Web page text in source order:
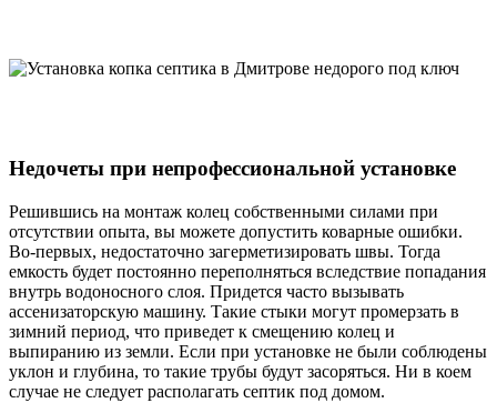
Недочеты при непрофессиональной установке
Решившись на монтаж колец собственными силами при
отсутствии опыта, вы можете допустить коварные ошибки.
Во-первых, недостаточно загерметизировать швы. Тогда
емкость будет постоянно переполняться вследствие попадания
внутрь водоносного слоя. Придется часто вызывать
ассенизаторскую машину. Такие стыки могут промерзать в
зимний период, что приведет к смещению колец и
выпиранию из земли. Если при установке не были соблюдены
уклон и глубина, то такие трубы будут засоряться. Ни в коем
случае не следует располагать септик под домом.